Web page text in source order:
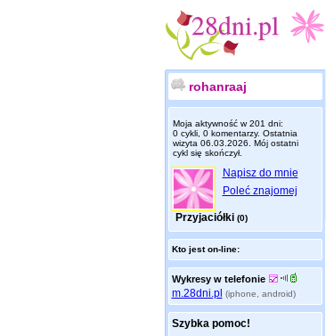
rohanraaj
Moja aktywność w 201 dni:
0 cykli, 0 komentarzy. Ostatnia
wizyta 06.03.2026 . Mój ostatni
cykl się skończył.
Napisz do mnie
Poleć znajomej
Przyjaciółki (0)
Kto jest on-line:
Wykresy w telefonie
m.28dni.pl (iphone, android)
Szybka pomoc!